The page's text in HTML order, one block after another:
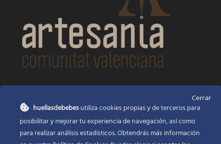
Huellas de bebés
Santa Ana, 22Alcasser Valencia 46290
Cerrar
huellasdebebesutiliza cookies propias y de terceros para
posibilitar y mejorar tu experiencia de navegación, así como
para realizar análisis estadísticos. Obtendrás más información